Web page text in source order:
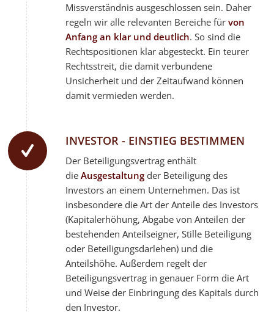
Missverständnis ausgeschlossen sein. Daher
regeln wir alle relevanten Bereiche fürvon
Anfang an klar und deutlich. So sind die
Rechtspositionen klar abgesteckt. Ein teurer
Rechtsstreit, die damit verbundene
Unsicherheit und der Zeitaufwand können
damit vermieden werden.
INVESTOR - EINSTIEG BESTIMMEN
Der Beteiligungsvertrag enthält
dieAusgestaltung der Beteiligung des
Investors an einem Unternehmen. Das ist
insbesondere die Art der Anteile des Investors
(Kapitalerhöhung, Abgabe von Anteilen der
bestehenden Anteilseigner, Stille Beteiligung
oder Beteiligungsdarlehen) und die
Anteilshöhe. Außerdem regelt der
Beteiligungsvertrag in genauer Form die Art
und Weise der Einbringung des Kapitals durch
den Investor.